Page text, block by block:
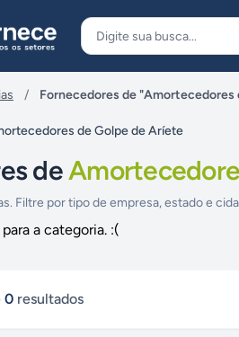
/ Fornecedores de "Amortecedores
de Golpe de Aríete
de
Filtre por tipo de empresa, estado e
a categoria. :(
0 resultados